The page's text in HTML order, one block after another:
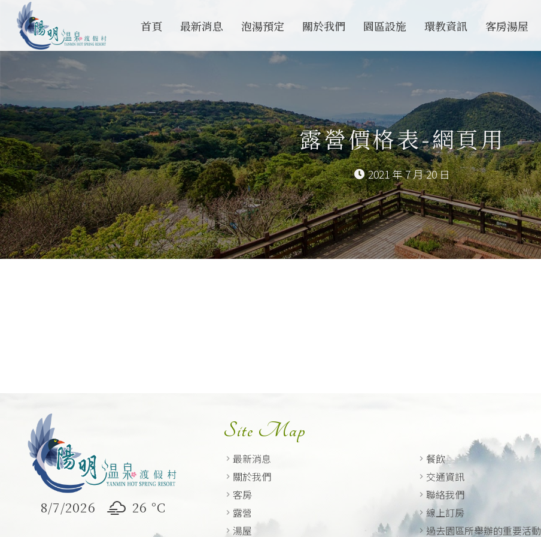
首頁 最新消息 泡湯預定 關於我們 園區設施 環教資訊 客房湯屋
露營價格表-網頁用
2021 年 7 月 20 日
8/7/2026 26 °C
Site Map
最新消息
關於我們
客房
露營
湯屋
餐飲
交通資訊
聯絡我們
線上訂房
過去園區所舉辦的重要活動